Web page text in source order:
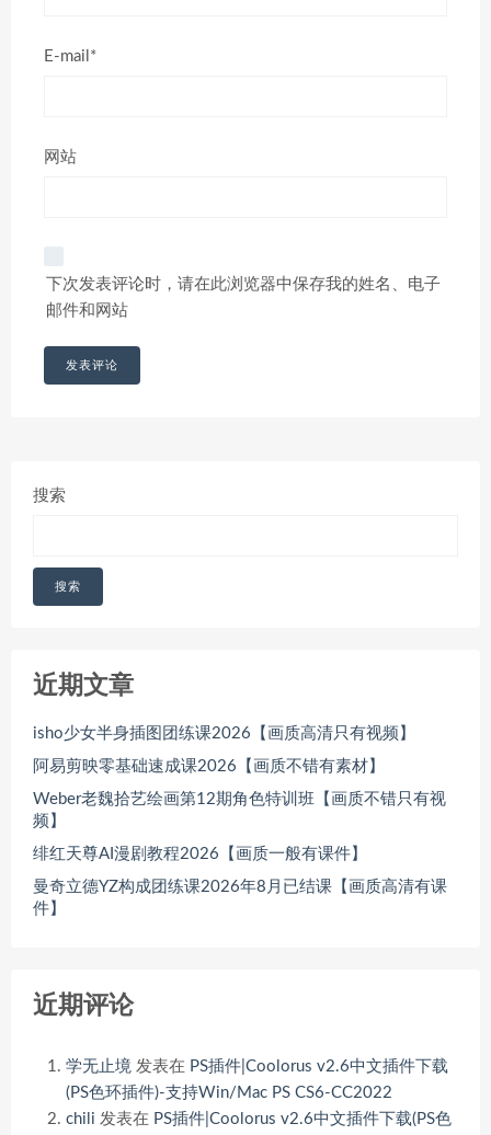
E-mail*
网站
下次发表评论时，请在此浏览器中保存我的姓名、电子
邮件和网站
搜索
搜索
近期文章
isho少女半身插图团练课2026【画质高清只有视频】
阿易剪映零基础速成课2026【画质不错有素材】
Weber老魏拾艺绘画第12期角色特训班【画质不错只有视
频】
绯红天尊AI漫剧教程2026【画质一般有课件】
曼奇立德YZ构成团练课2026年8月已结课【画质高清有课
件】
近期评论
学无止境 发表在 PS插件|Coolorus v2.6中文插件下载
(PS色环插件)-支持Win/Mac PS CS6-CC2022
chili 发表在 PS插件|Coolorus v2.6中文插件下载(PS色